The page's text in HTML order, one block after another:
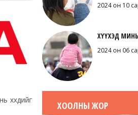
хүүхдийг
2024 он 10
ХҮҮХЭД
2024 он 06
ХООЛНЫ ЖОР